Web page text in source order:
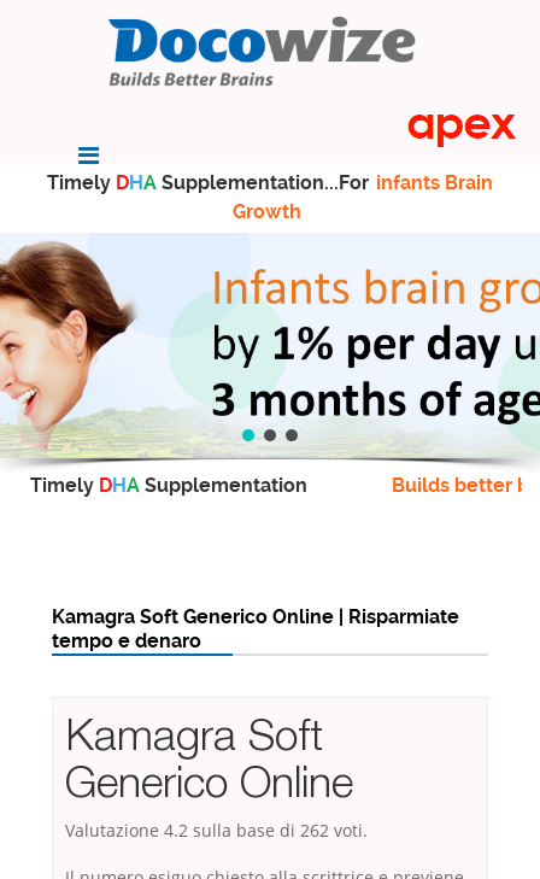
Timely DHA Supplementation...For infants Brain
Growth
Timely DHA Supplementation Builds better
Kamagra Soft Generico Online | Risparmiate
tempo e denaro
Kamagra Soft
Generico Online
Valutazione 4.2 sulla base di 262 voti.